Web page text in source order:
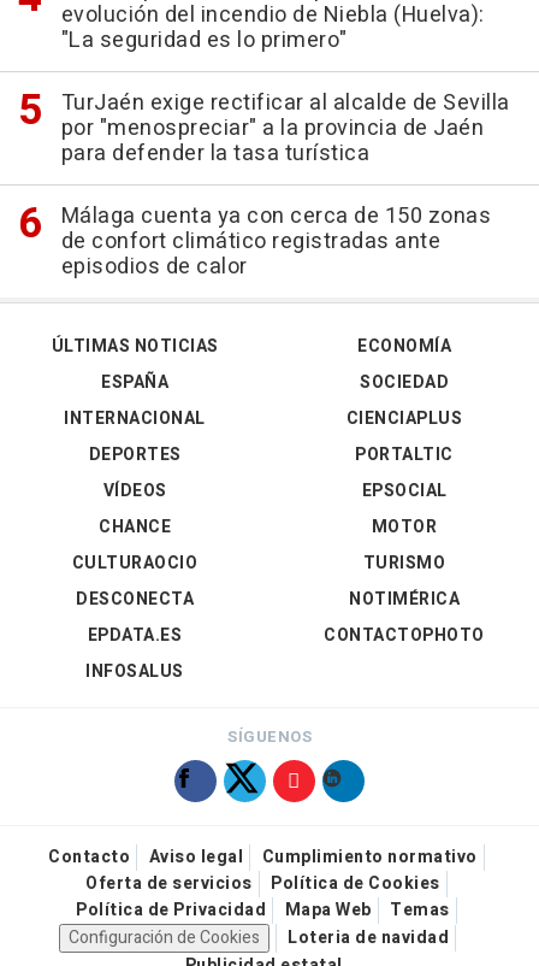
evolución del incendio de Niebla (Huelva):
"La seguridad es lo primero"
TurJaén exige rectificar al alcalde de Sevilla
por "menospreciar" a la provincia de Jaén
para defender la tasa turística
Málaga cuenta ya con cerca de 150 zonas
de confort climático registradas ante
episodios de calor
ÚLTIMAS NOTICIAS
ESPAÑA
INTERNACIONAL
DEPORTES
VÍDEOS
ECONOMÍA
SOCIEDAD
CIENCIAPLUS
PORTALTIC
EPSOCIAL
CHANCE
CULTURAOCIO
DESCONECTA
EPDATA.ES
INFOSALUS
MOTOR
TURISMO
NOTIMÉRICA
CONTACTOPHOTO
SÍGUENOS
Contacto Aviso legal
Cumplimiento normativo
Oferta de servicios
Política de Cookies
Política de Privacidad
Mapa Web
Temas
Configuración de Cookies
Loteria de navidad